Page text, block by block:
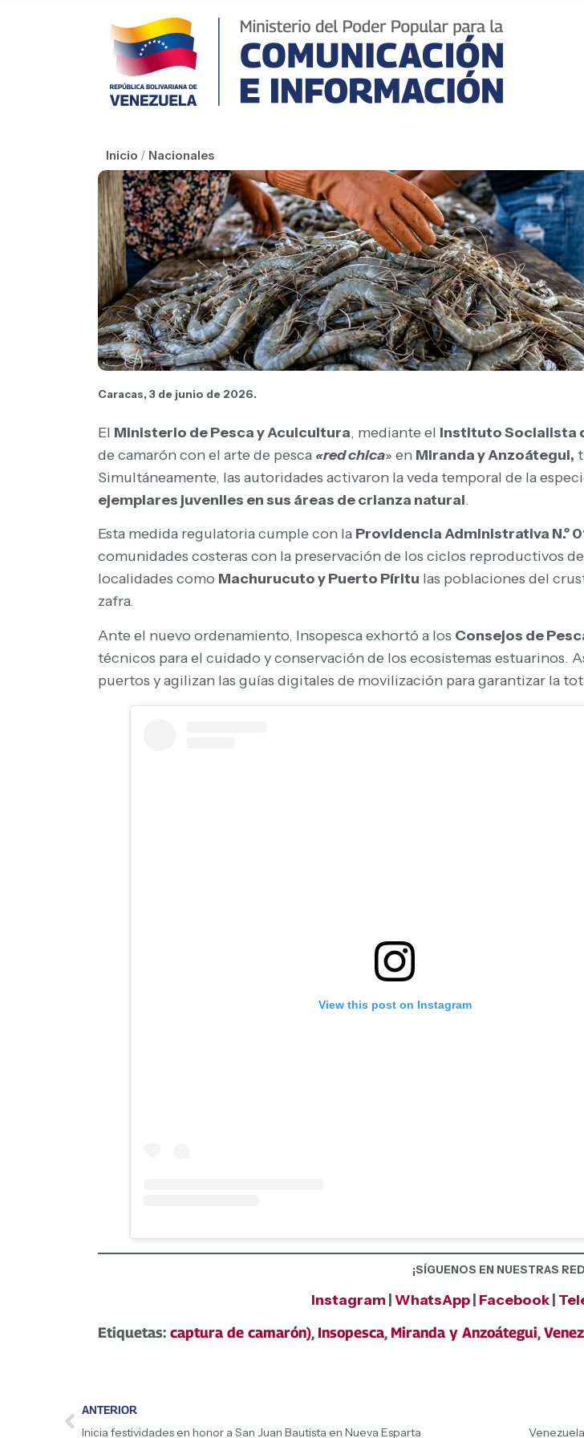
Inicio / Nacionales
Caracas, 3 de junio de 2026.
El Ministerio de Pesca y Acuicultura, mediante el Instituto Socialista
de camarón con el arte de pesca «red chica» en Miranda y Anzoátegui,
Simultáneamente, las autoridades activaron la veda temporal de la
ejemplares juveniles en sus áreas de crianza natural.
Esta medida regulatoria cumple con la Providencia Administrativa N.º
comunidades costeras con la preservación de los ciclos reproductivos
localidades como Machurucuto y Puerto Píritu las poblaciones del
zafra.
Ante el nuevo ordenamiento, Insopesca exhortó a los Consejos de
técnicos para el cuidado y conservación de los ecosistemas estuarinos.
puertos y agilizan las guías digitales de movilización para garantizar la
View this post on Instagram
¡SÍGUENOS EN NUESTRAS
Instagram WhatsApp Facebook
Etiquetas: captura de camarón), Insopesca, Miranda y Anzoátegui,
ANTERIOR
Inicia festividades en honor a San Juan Bautista en Nueva Esparta